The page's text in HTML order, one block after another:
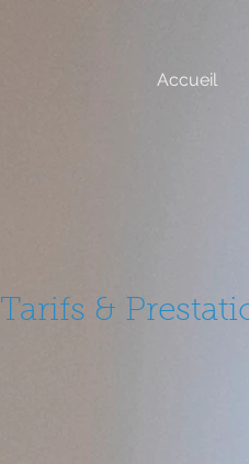
Accueil
Tarifs &